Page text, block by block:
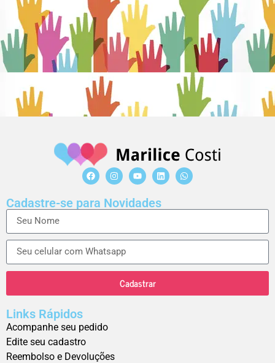
Cadastre-se para Novidades
Cadastrar
Links Rápidos
Acompanhe seu pedido
Edite seu cadastro
Reembolso e Devoluções